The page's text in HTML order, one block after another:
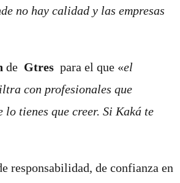
no hay calidad y las empresas
de Gtres para el que «el
con profesionales que
lo tienes que creer. Si Kaká te
responsabilidad, de confianza en